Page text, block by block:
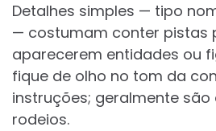
Detalhes simples — tipo
— costumam conter pistas
aparecerem entidades ou
fique de olho no tom da
instruções; geralmente são
rodeios.